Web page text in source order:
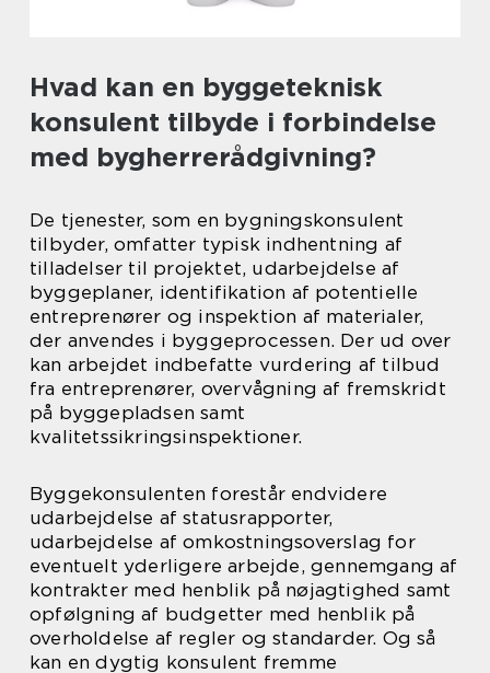
Hvad kan en byggeteknisk
konsulent tilbyde i forbindelse
med bygherrerådgivning?
De tjenester, som en bygningskonsulent
tilbyder, omfatter typisk indhentning af
tilladelser til projektet, udarbejdelse af
byggeplaner, identifikation af potentielle
entreprenører og inspektion af materialer,
der anvendes i byggeprocessen. Der ud over
kan arbejdet indbefatte vurdering af tilbud
fra entreprenører, overvågning af fremskridt
på byggepladsen samt
kvalitetssikringsinspektioner.
Byggekonsulenten forestår endvidere
udarbejdelse af statusrapporter,
udarbejdelse af omkostningsoverslag for
eventuelt yderligere arbejde, gennemgang af
kontrakter med henblik på nøjagtighed samt
opfølgning af budgetter med henblik på
overholdelse af regler og standarder. Og så
kan en dygtig konsulent fremme